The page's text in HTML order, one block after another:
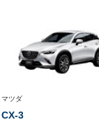
マツダ
CX-3